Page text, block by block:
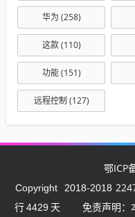
华为 (258)
这款(110)
功能(151)
远程控制 (127)
鄂ICP
Copyright 2018-2018
行4429 天 免责声明：本